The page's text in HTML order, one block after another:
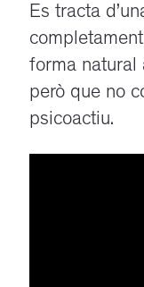
Es tracta
forma natural
però que no
psicoactiu.